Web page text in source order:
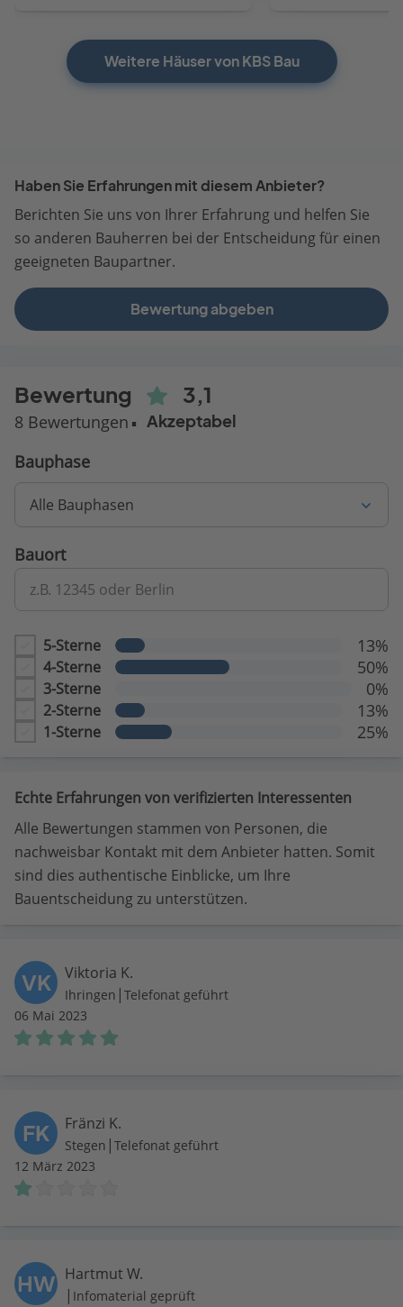
Weitere Häuser von KBS Bau
Haben Sie Erfahrungen mit diesem Anbieter?
Berichten Sie uns von Ihrer Erfahrung und helfen Sie
so anderen Bauherren bei der Entscheidung für einen
geeigneten Baupartner.
Bewertung abgeben
Bewertung 3,1
8 Bewertungen Akzeptabel
Bauphase
Alle Bauphasen
Bauort
z.B. 12345 oder Berlin
5-Sterne 13%
4-Sterne 50%
3-Sterne 0%
2-Sterne 13%
1-Sterne 25%
Echte Erfahrungen von verifizierten Interessenten
Alle Bewertungen stammen von Personen, die
nachweisbar Kontakt mit dem Anbieter hatten. Somit
sind dies authentische Einblicke, um Ihre
Bauentscheidung zu unterstützen.
VK Viktoria K.
Ihringen | Telefonat geführt
06 Mai 2023
FK Fränzi K.
Stegen | Telefonat geführt
12 März 2023
HW Hartmut W.
| Infomaterial geprüft